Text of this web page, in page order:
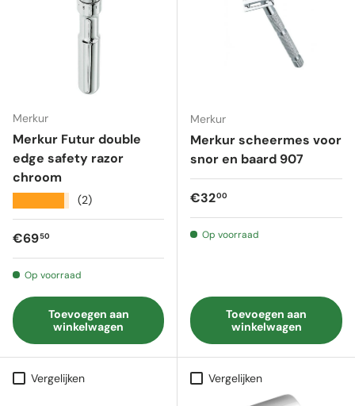
Merkur
Merkur Futur double
edge safety razor
chroom
(2)
Reguliere prijs
€6950
Op voorraad
Toevoegen aan
winkelwagen
Merkur
Merkur scheermes voor
snor en baard 907
Reguliere prijs
€3200
Op voorraad
Toevoegen aan
winkelwagen
Vergelijken Vergelijken